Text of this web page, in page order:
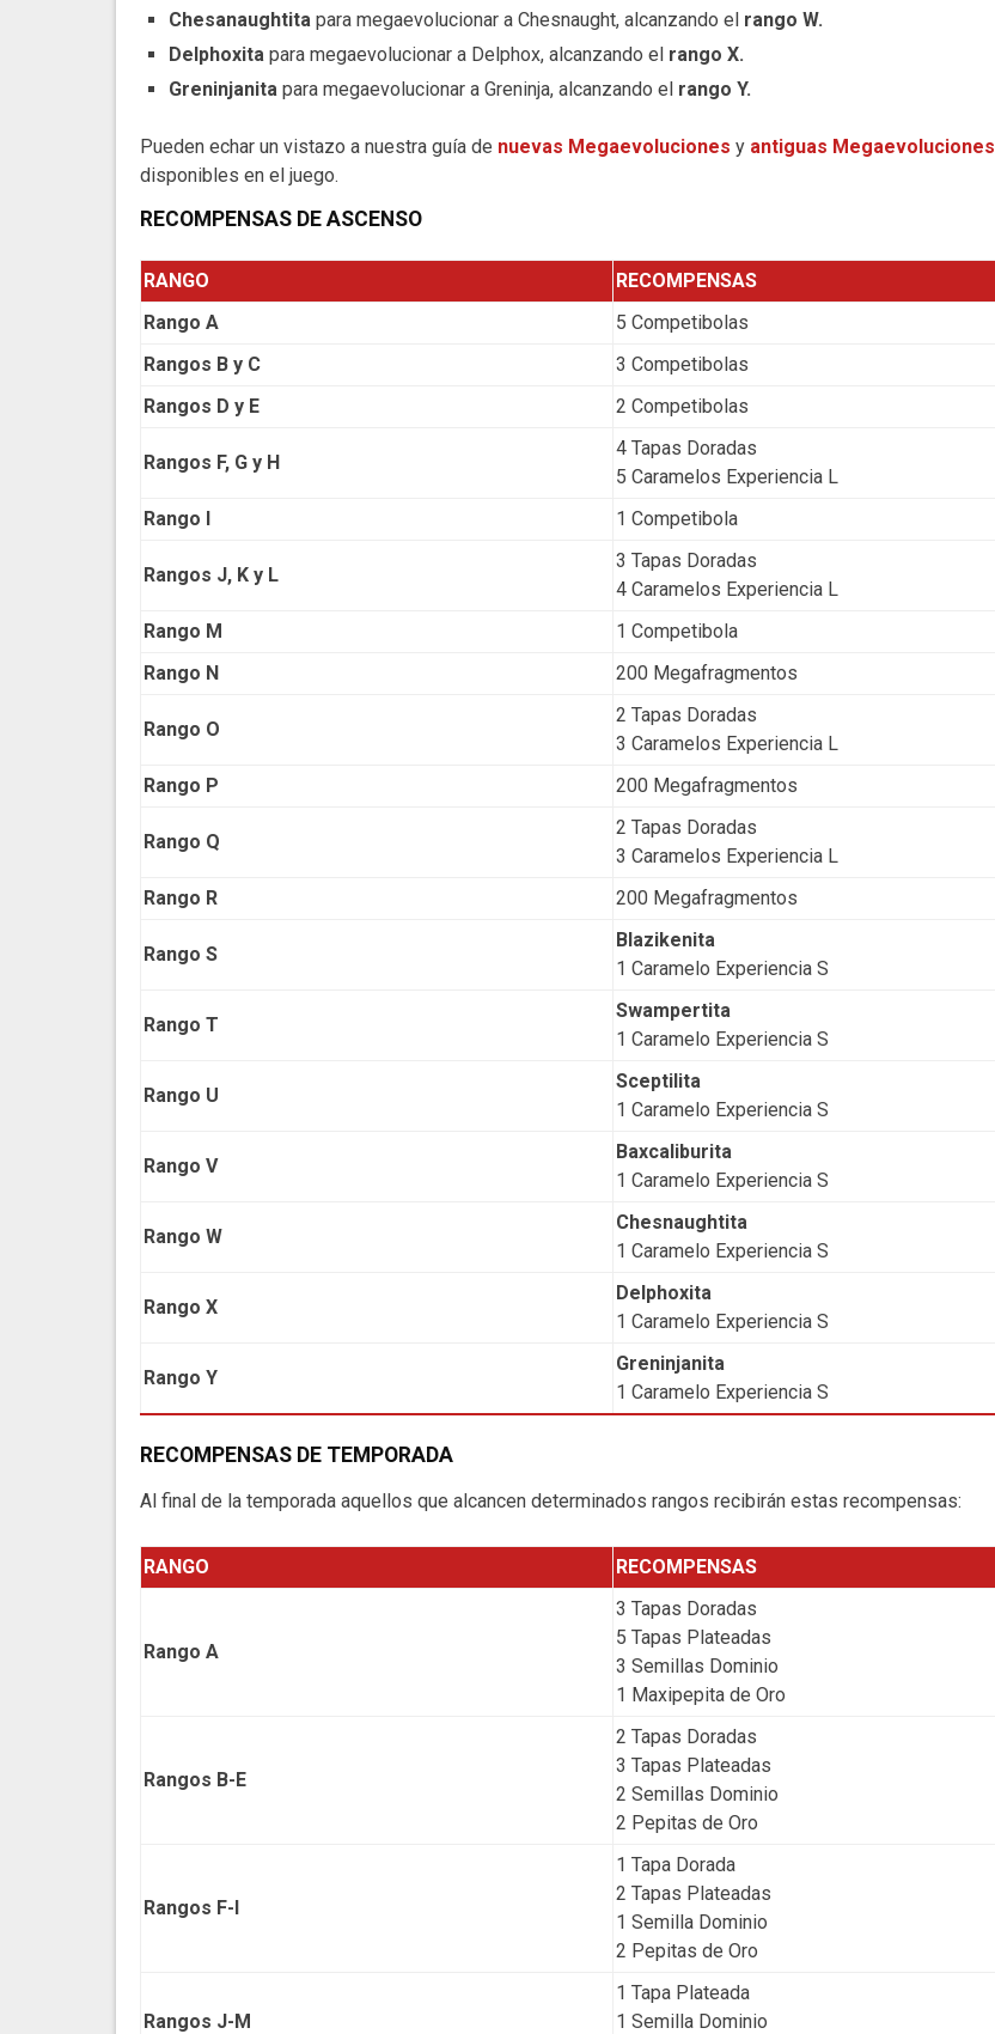
Chesanaughtita para megaevolucionar a Chesnaught, alcanzando el rango W.
Delphoxita para megaevolucionar a Delphox, alcanzando el rango X.
Greninjanita para megaevolucionar a Greninja, alcanzando el rango Y.
Pueden echar un vistazo a nuestra guía de nuevas Megaevoluciones y antiguas Megaevoluciones
disponibles en el juego.
RECOMPENSAS DE ASCENSO
RANGO
RECOMPENSAS
Rango A
5 Competibolas
Rangos B y C
3 Competibolas
Rangos D y E
2 Competibolas
Rangos F, G y H
4 Tapas Doradas
5 Caramelos Experiencia L
Rango I
1 Competibola
Rangos J, K y L
3 Tapas Doradas
4 Caramelos Experiencia L
Rango M
1 Competibola
Rango N
200 Megafragmentos
Rango O
2 Tapas Doradas
3 Caramelos Experiencia L
Rango P
200 Megafragmentos
Rango Q
2 Tapas Doradas
3 Caramelos Experiencia L
Rango R
200 Megafragmentos
Rango S
Blazikenita
1 Caramelo Experiencia S
Rango T
Swampertita
1 Caramelo Experiencia S
Rango U
Sceptilita
1 Caramelo Experiencia S
Rango V
Baxcaliburita
1 Caramelo Experiencia S
Rango W
Chesnaughtita
1 Caramelo Experiencia S
Rango X
Delphoxita
1 Caramelo Experiencia S
Rango Y
Greninjanita
1 Caramelo Experiencia S
RECOMPENSAS DE TEMPORADA
Al final de la temporada aquellos que alcancen determinados rangos recibirán estas recompensas:
RANGO RECOMPENSAS
Rango A
3 Tapas Doradas
5 Tapas Plateadas
3 Semillas Dominio
1 Maxipepita de Oro
Rangos B-E
2 Tapas Doradas
3 Tapas Plateadas
2 Semillas Dominio
2 Pepitas de Oro
Rangos F-I
1 Tapa Dorada
2 Tapas Plateadas
1 Semilla Dominio
2 Pepitas de Oro
Rangos J-M
1 Tapa Plateada
1 Semilla Dominio